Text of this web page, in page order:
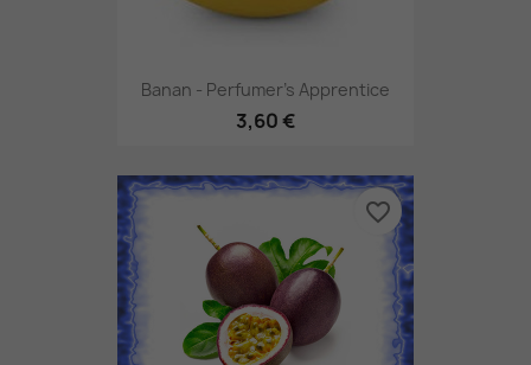
Banan - Perfumer's Apprentice
3,60 €
favorite_border